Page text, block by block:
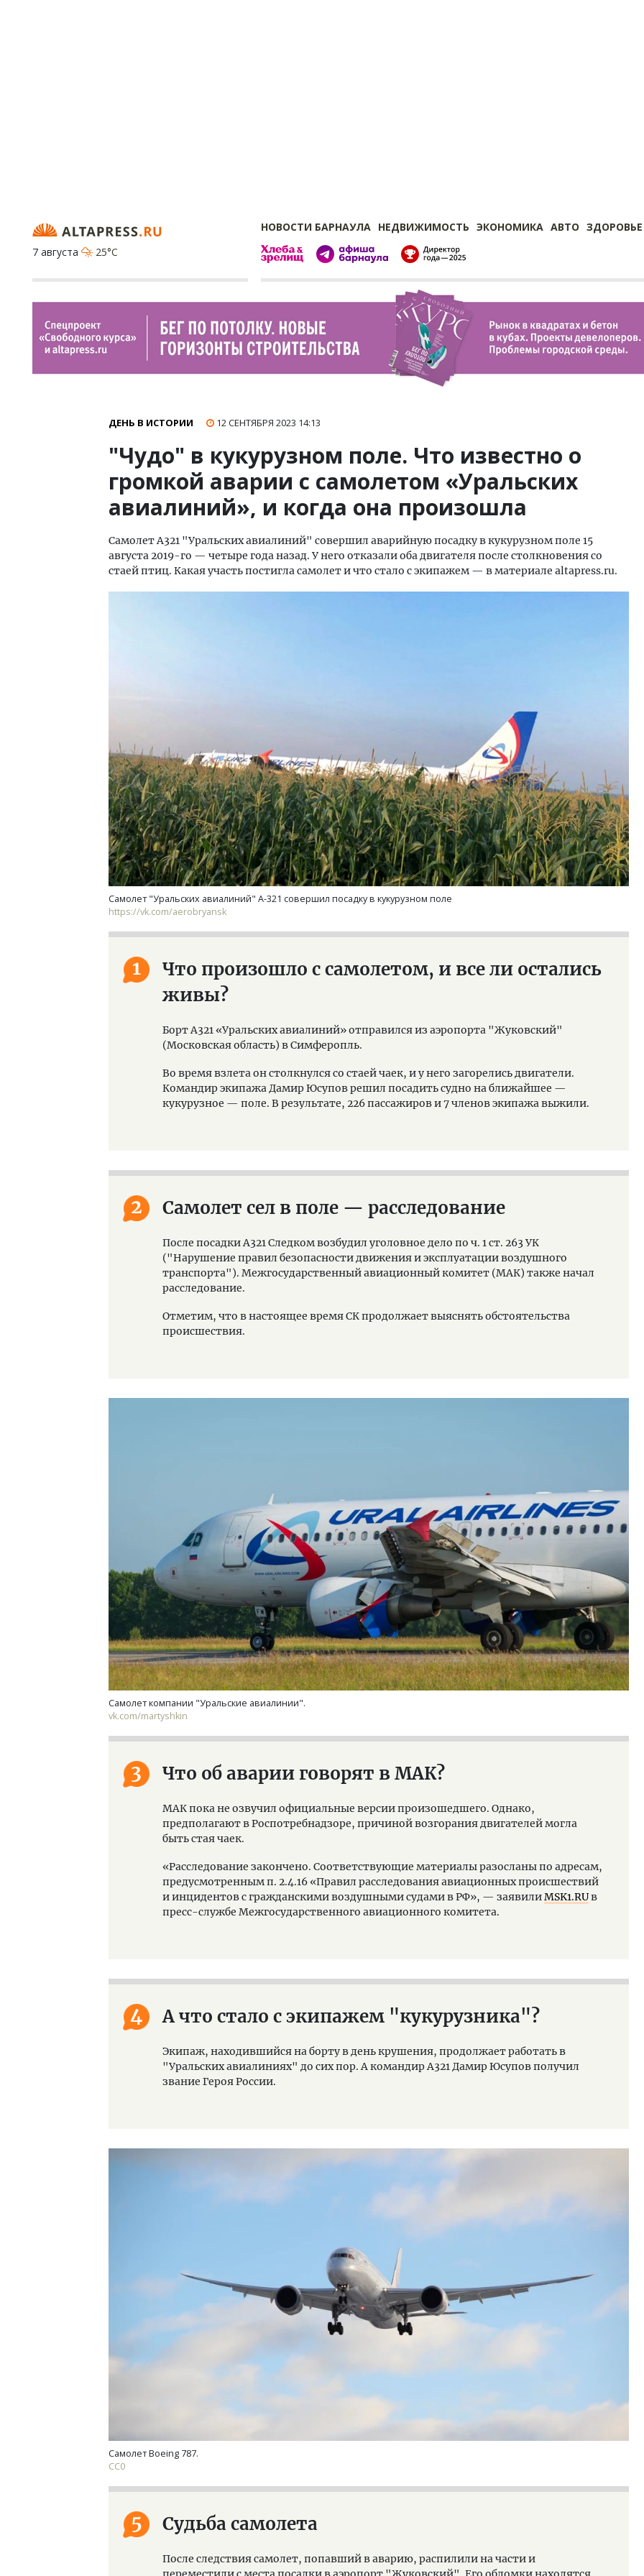
НОВОСТИ БАРНАУЛА НЕДВИЖИМОСТЬ ЭКОНОМИКА АВТО ЗДОРОВЬЕ
7 августа
25°C
ДЕНЬ В ИСТОРИИ 12 СЕНТЯБРЯ 2023 14:13
"Чудо" в кукурузном поле. Что известно о
громкой аварии с самолетом «Уральских
авиалиний», и когда она произошла
Самолет А321 "Уральских авиалиний" совершил аварийную посадку в кукурузном поле 15
августа 2019-го — четыре года назад. У него отказали оба двигателя после столкновения со
стаей птиц. Какая участь постигла самолет и что стало с экипажем — в материале altapress.ru.
Самолет "Уральских авиалиний" А-321 совершил посадку в кукурузном поле
https://vk.com/aerobryansk
1
Что произошло с самолетом, и все ли остались
живы?
Борт А321 «Уральских авиалиний» отправился из аэропорта "Жуковский"
(Московская область) в Симферопль.
Во время взлета он столкнулся со стаей чаек, и у него загорелись двигатели.
Командир экипажа Дамир Юсупов решил посадить судно на ближайшее —
кукурузное — поле. В результате, 226 пассажиров и 7 членов экипажа выжили.
2 Самолет сел в поле — расследование
После посадки А321 Следком возбудил уголовное дело по ч. 1 ст. 263 УК
("Нарушение правил безопасности движения и эксплуатации воздушного
транспорта"). Межгосударственный авиационный комитет (МАК) также начал
расследование.
Отметим, что в настоящее время СК продолжает выяснять обстоятельства
происшествия.
Самолет компании "Уральские авиалинии".
vk.com/martyshkin
3 Что об аварии говорят в МАК?
МАК пока не озвучил официальные версии произошедшего. Однако,
предполагают в Роспотребнадзоре, причиной возгорания двигателей могла
быть стая чаек.
«Расследование закончено. Соответствующие материалы разосланы по адресам,
предусмотренным п. 2.4.16 «Правил расследования авиационных происшествий
и инцидентов с гражданскими воздушными судами в РФ», — заявилиMSK1.RUв
пресс-службе Межгосударственного авиационного комитета.
4 А что стало с экипажем "кукурузника"?
Экипаж, находившийся на борту в день крушения, продолжает работать в
"Уральских авиалиниях" до сих пор. А командир А321 Дамир Юсупов получил
звание Героя России.
Самолет Boeing 787.
CC0
5 Судьба самолета
После следствия самолет, попавший в аварию, распилили на части и
Архитектурный код начинается с
земли. Мощение крупноформатными
плитами становится новым
стандартом благоустройства
СТРОИТЕЛЬСТВО
Ищем новые берега. Гендиректор
«Жилищной инициативы» Юрий
Гатилов — о том, как девелоперу
оставаться на плаву, когда рынок
штормит
СТРОИТЕЛЬСТВО
Смелость архитектурных
Генеральный директор
ЗИАС — об эстетике
трендах в фасадах и
СТРОИТЕЛЬСТВО